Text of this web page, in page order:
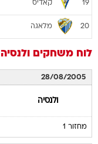
19 קאדיס
20 מלאגה
לוח משחקים ולנסיה
28/08/2005
ולנסיה
מחזור 1